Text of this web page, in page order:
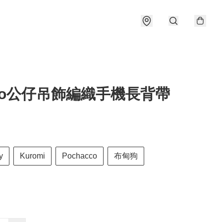
公仔吊飾編織手機長背帶
Kuromi Pochacco 布甸狗